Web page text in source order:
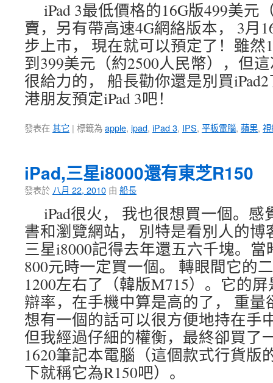
iPad 3最低價格的16G版499美元
賣，另有帶高速4G網絡版本， 3月
步上市， 現在就可以預定了！雖然
到399美元（約2500人民幣），但
很給力的， 船長勸你還是別買
港朋友預定iPad 3吧！
發表在其它 | 標籤為apple, ipad, iPad 3, IPS, 平板電腦, 蘋果,
iPad,三星i8000還有東芝R150
發表於 八月 22, 2010 由 船長
iPad很火， 我也很想買一個。
書和瀏覽網站， 別特是看別人的博
三星i8000記得去年還五六千塊。
800元時一定買一個。 轉眼間它的
1200左右了（韓版M715）。它的屏
辯率，在手機中算是高的了， 重量
想有一個的話可以很方便地持在手
但我經過仔細的權衡，最終卻買了
1620筆記本電腦（這個款式行貨版
下就稱它為R150吧）。